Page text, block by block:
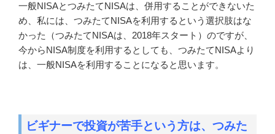
一般NISAとつみたてNISAは、併用することができないた
め、私には、つみたてNISAを利用するという選択肢はな
かった（つみたてNISAは、2018年スタート）のですが、
今からNISA制度を利用するとしても、つみたてNISAより
は、一般NISAを利用することになると思います。
ビギナーで投資が苦手という方は、つみた